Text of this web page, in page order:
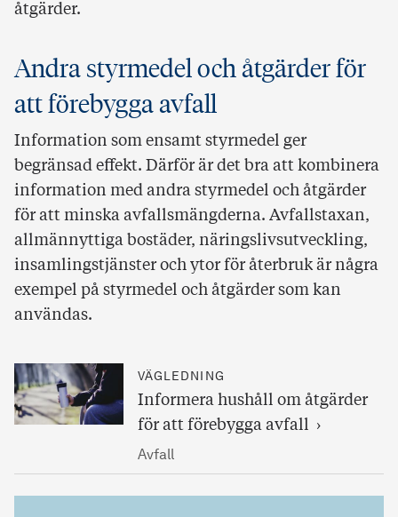
åtgärder.
Andra styrmedel och åtgärder för
att förebygga avfall
Information som ensamt styrmedel ger
begränsad effekt. Därför är det bra att kombinera
information med andra styrmedel och åtgärder
för att minska avfallsmängderna. Avfallstaxan,
allmännyttiga bostäder, näringslivsutveckling,
insamlingstjänster och ytor för återbruk är några
exempel på styrmedel och åtgärder som kan
användas.
VÄGLEDNING
Informera hushåll om åtgärder
för att förebygga avfall
Avfall